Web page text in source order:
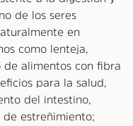
de los seres
en
como lenteja,
de alimentos con fibra
para la salud,
del intestino,
estreñimiento;